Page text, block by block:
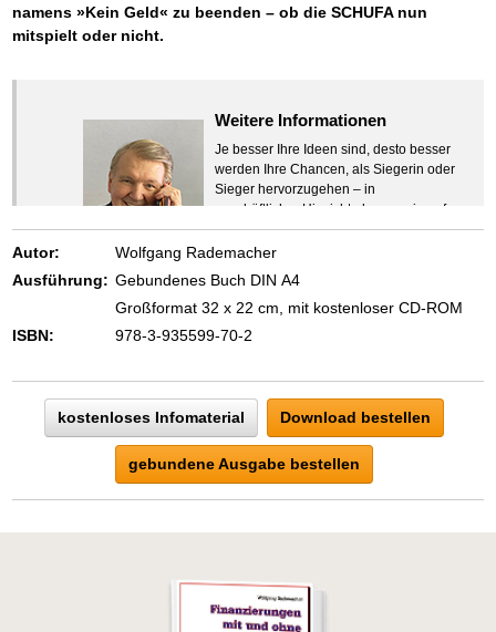
namens »Kein Geld« zu beenden – ob die SCHUFA nun
mitspielt oder nicht.
Weitere Informationen
Je besser Ihre Ideen sind, desto besser
werden Ihre Chancen, als Siegerin oder
Sieger hervorzugehen – in
geschäftlicher Hinsicht ebenso wie auf
beruflichem oder privatem Gebiet. Denn
eins ist todsicher:
Zeigen Sie mit der Maus hierhin, um
Autor:
Wolfgang Rademacher
Ausführung: Gebundenes Buch DIN A4
Großformat 32 x 22 cm, mit kostenloser CD-ROM
ISBN:
978-3-935599-70-2
kostenloses Infomaterial Download bestellen
gebundene Ausgabe bestellen